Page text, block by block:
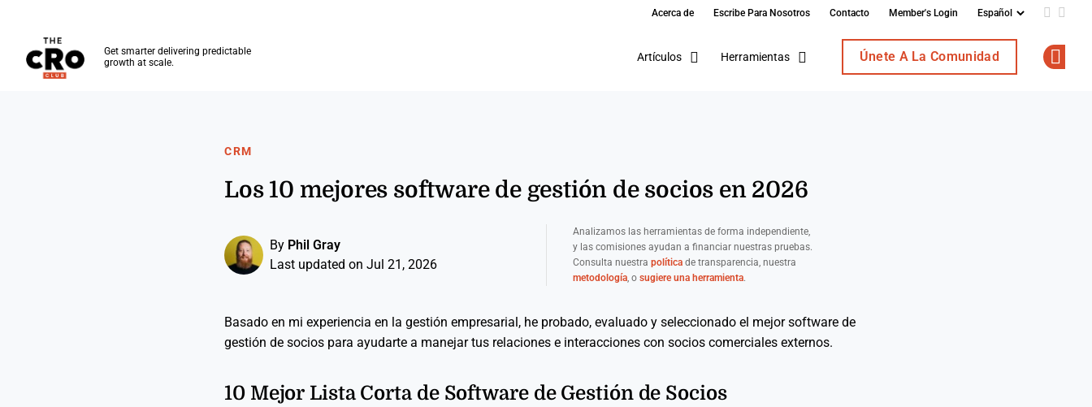
Acerca de Escribe Para Nosotros Contacto Member's Login Add us
Get smarter delivering predictable
growth at scale.
Artículos Herramientas Únete A La Comunidad
CRM
Los 10 mejores software de gestión de socios en 2026
By Phil Gray
Last updated on Jul 21, 2026
Analizamos las herramientas de forma independiente,
y las comisiones ayudan a financiar nuestras pruebas.
Consulta nuestra políticade transparencia, nuestra
metodología, o sugiere una herramienta.
Basado en mi experiencia en la gestión empresarial, he probado, evaluado y seleccionado el mejor software de
gestión de socios para ayudarte a manejar tus relaciones e interacciones con socios comerciales externos.
10 Mejor Lista Corta de Software de Gestión de Socios